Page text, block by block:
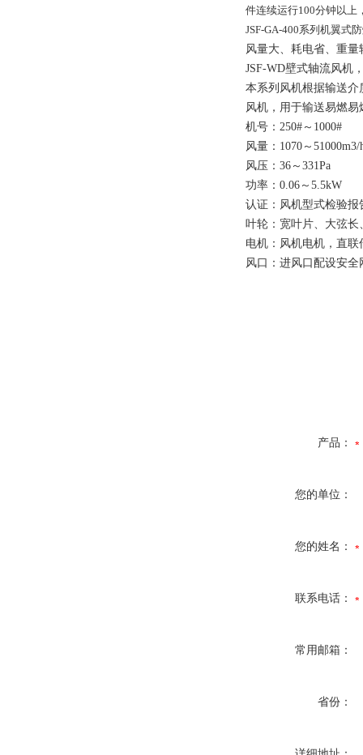
件连续运行100分钟以上
JSF-GA-400系列机翼式
风量大、耗电省、重
JSF-WD壁式轴流风机
本系列风机根据输送介
风机，用于输送易燃
机号：250#～1000#
风量：1070～51000m3/
风压：36～331Pa
功率：0.06～5.5kW
认证：风机型式检验报
叶轮：宽叶片、大弦
电机：风机电机，直联
风口：进风口配设安全
产品：
您的单位：
您的姓名：
联系电话：
常用邮箱：
省份：